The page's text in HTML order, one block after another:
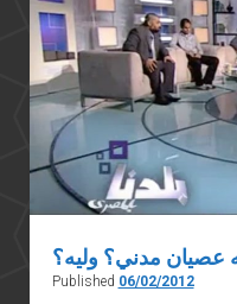
عصيان مدني؟ وليه؟
Published 06/02/2012